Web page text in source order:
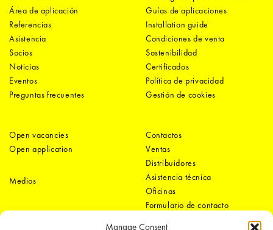
Manage Consent
Área de aplicación
Referencias
Asistencia
Socios
Noticias
Eventos
Preguntas frecuentes
Guías de aplicaciones
Installation guide
Condiciones de venta
Sostenibilidad
Certificados
Política de privacidad
Gestión de cookies
Open vacancies
Open application
Medios
Contactos
Ventas
Distribuidores
Asistencia técnica
Oficinas
Formulario de contacto